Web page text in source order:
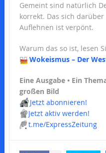
Gemeint sind natürlich
korrekt. Das sich
Auflehnen ist verpönt.
Warum das so ist, lesen
🏳️‍🌈 Wokeismus – Der
Eine Ausgabe • Ein
großen Bild
📬 Jetzt abonnieren!
📢 Jetzt aktiv werden!
💬 t.me/ExpressZeitung